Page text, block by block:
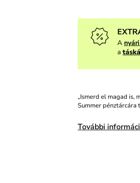
A
a
„Ismerd el magad is,
Summer pénztárcára
További